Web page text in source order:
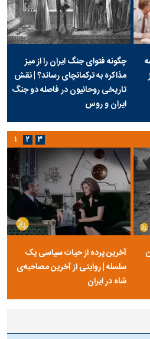
چگونه فتوای جنگ ایران را از میز
مذاکره به ترکمانچای رساند؟ | نقش
تاریخی روحانیون در فاصله دو جنگ
ایران و روس
آخرین پرده از حیات سیاسی یک
سلسله | روایتی از آخرین مصاحبه‌ی
شاه در ایران
۱ ۲ ۳